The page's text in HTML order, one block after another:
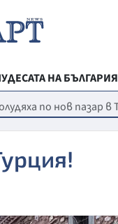
НА БЪЛГАРИЯ
РЕГИОНАЛНИ
ВЕСТНИК
МЛАДЕЖКА
по нов пазар в